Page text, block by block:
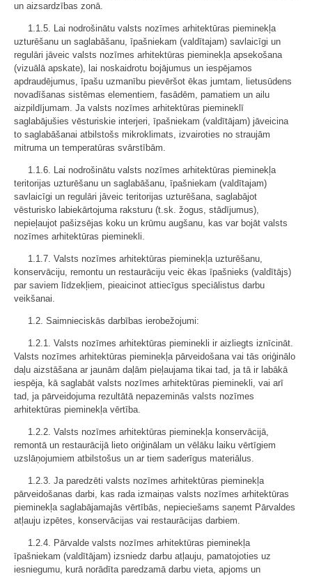
un aizsardzības zonā.
1.1.5. Lai nodrošinātu valsts nozīmes arhitektūras pieminekļa
uzturēšanu un saglabāšanu, īpašniekam (valdītajam) savlaicīgi un
regulāri jāveic valsts nozīmes arhitektūras pieminekļa apsekošana
(vizuālā apskate), lai noskaidrotu bojājumus un iespējamos
apdraudējumus, īpašu uzmanību pievēršot ēkas jumtam, lietusūdens
novadīšanas sistēmas elementiem, fasādēm, pamatiem un ailu
aizpildījumam. Ja valsts nozīmes arhitektūras piemineklī
saglabājušies vēsturiskie interjeri, īpašniekam (valdītājam) jāveicina
to saglabāšanai atbilstošs mikroklimats, izvairoties no straujām
mitruma un temperatūras svārstībām.
1.1.6. Lai nodrošinātu valsts nozīmes arhitektūras pieminekļa
teritorijas uzturēšanu un saglabāšanu, īpašniekam (valdītajam)
savlaicīgi un regulāri jāveic teritorijas uzturēšana, saglabājot
vēsturisko labiekārtojuma raksturu (t.sk. žogus, stādījumus),
nepieļaujot pašizsējas koku un krūmu augšanu, kas var bojāt valsts
nozīmes arhitektūras pieminekli.
1.1.7. Valsts nozīmes arhitektūras pieminekļa uzturēšanu,
konservāciju, remontu un restaurāciju veic ēkas īpašnieks (valdītājs)
par saviem līdzekļiem, pieaicinot attiecīgus speciālistus darbu
veikšanai.
1.2. Saimnieciskās darbības ierobežojumi:
1.2.1. Valsts nozīmes arhitektūras pieminekli ir aizliegts iznīcināt.
Valsts nozīmes arhitektūras pieminekļa pārveidošana vai tās oriģinālo
daļu aizstāšana ar jaunām daļām pieļaujama tikai tad, ja tā ir labākā
iespēja, kā saglabāt valsts nozīmes arhitektūras pieminekli, vai arī
tad, ja pārveidojuma rezultātā nepazeminās valsts nozīmes
arhitektūras pieminekļa vērtība.
1.2.2. Valsts nozīmes arhitektūras pieminekļa konservācijā,
remontā un restaurācijā lieto oriģinālam un vēlāku laiku vērtīgiem
uzslāņojumiem atbilstošus un ar tiem saderīgus materiālus.
1.2.3. Ja paredzēti valsts nozīmes arhitektūras pieminekļa
pārveidošanas darbi, kas rada izmaiņas valsts nozīmes arhitektūras
pieminekļa saglabājamajās vērtībās, nepieciešams saņemt Pārvaldes
atļauju izpētes, konservācijas vai restaurācijas darbiem.
1.2.4. Pārvalde valsts nozīmes arhitektūras pieminekļa
īpašniekam (valdītājam) izsniedz darbu atļauju, pamatojoties uz
iesniegumu, kurā norādīta paredzamā darbu vieta, apjoms un